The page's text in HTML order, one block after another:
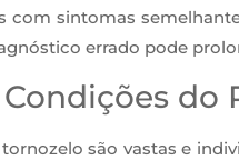
sintomas
errado pode
do
são vastas e